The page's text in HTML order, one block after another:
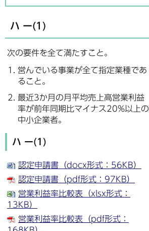
ハ ー(1)
次の要件を全て満たすこと。
営んでいる事業が全て指定業種であ
ること。
最近3か月の月平均売上高営業利益
率が前年同期比マイナス20%以上の
中小企業者。
ハ ー(1)
認定申請書（docx形式：56KB）
認定申請書（pdf形式：97KB）
営業利益率比較表（xlsx形式：
13KB）
営業利益率比較表（pdf形式：